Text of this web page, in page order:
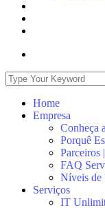
Home
Empresa
Conheça
Porquê
Parceiros
FAQ
Níveis de
Serviços
IT